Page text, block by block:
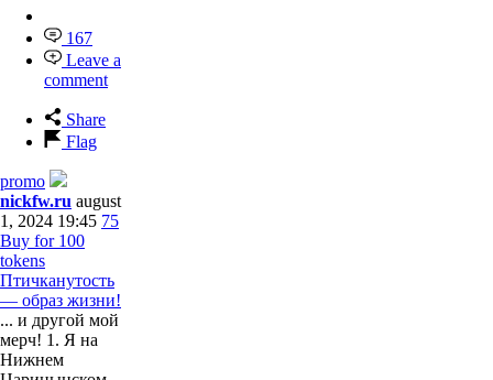
167
Leave a
comment
Share
Flag
promo
nickfw.ru august
1, 2024 19:45 75
Buy for 100
tokens
Птичканутость
— образ жизни!
... и другой мой
мерч! 1. Я на
Нижнем